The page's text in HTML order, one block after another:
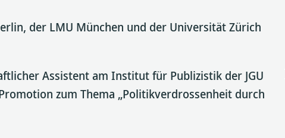
der LMU München und der Universität Zürich
Assistent am Institut für Publizistik der JGU
zum Thema „Politikverdrossenheit durch